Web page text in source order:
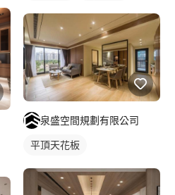
吊燈
全室照明設計
客廳燈光設計
泉盛空間規劃有限公司
平頂天花板